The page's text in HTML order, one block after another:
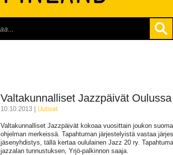
Valtakunnalliset Jazzpäivät
10.10.2013 | uutiset
Valtakunnalliset Jazzpäivät kokoaa vuosittain joukon
ohjelman merkeissä. Tapahtuman järjestelyistä vastaa
jäsenyhdistys, tällä kertaa oululainen Jazz 20 ry.
jazzalan tunnustuksen, Yrjö-palkinnon saaja.